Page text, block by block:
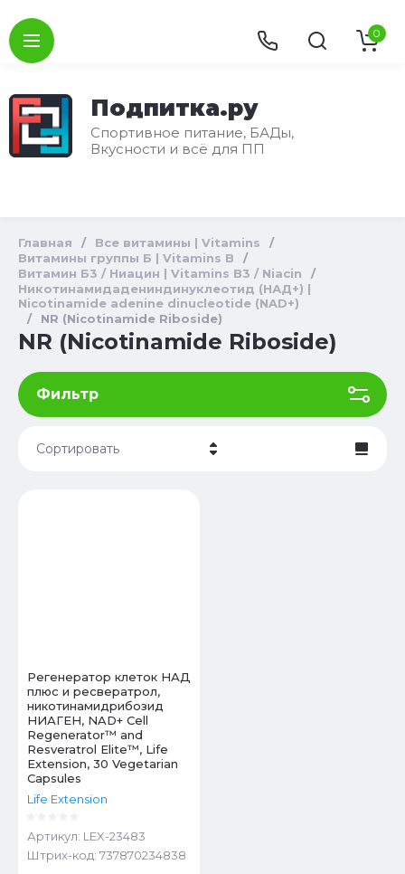
Подпитка.ру
Спортивное питание, БАДы,
Вкусности и всё для ПП
0
Главная / Все витамины | Vitamins
/
Витамины группы Б | Vitamins B
/
Витамин Б3 / Ниацин | Vitamins B3 / Niacin
/
Никотинамидадениндинуклеотид (НАД+) |
Nicotinamide adenine dinucleotide (NAD+)
/
NR (Nicotinamide Riboside)
NR (Nicotinamide Riboside)
Фильтр
Сортировать
Регенератор клеток НАД
плюс и ресвератрол,
никотинамидрибозид
НИАГЕН, NAD+ Cell
Regenerator™ and
Resveratrol Elite™, Life
Extension, 30 Vegetarian
Capsules
Life Extension
Артикул: LEX-23483
Штрих-код: 737870234838